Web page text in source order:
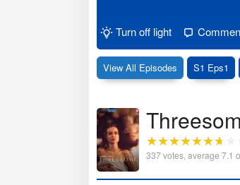
Turn off light
View All Episodes S1 Eps1
337votes, average 7.1